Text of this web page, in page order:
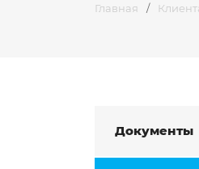
Главная /
Документы